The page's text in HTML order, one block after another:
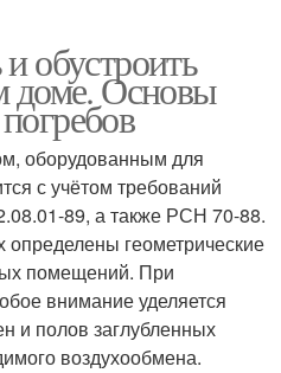
обустроить
доме. Основы
оборудованным для
с учётом требований
89, а также РСН 70-88.
геометрические
помещений. При
внимание уделяется
и полов заглубленных
воздухообмена.